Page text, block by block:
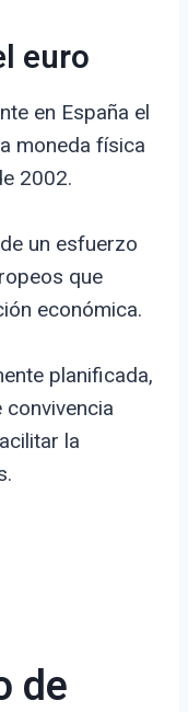
euro
en España el
moneda física
2002.
un esfuerzo
que
económica.
planificada,
la
de